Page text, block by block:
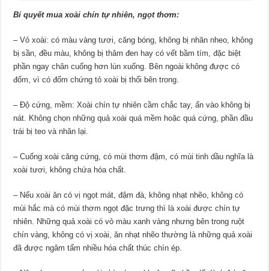
Bí quyết mua xoài chín tự nhiên, ngọt thơm:
– Vỏ xoài: có màu vàng tươi, căng bóng, không bị nhăn nheo, không
bị sần, đều màu, không bị thâm đen hay có vết bầm tím, đặc biệt
phần ngay chân cuống hơn lún xuống. Bên ngoài không được có
đốm, vì có đốm chứng tỏ xoài bị thối bên trong.
– Độ cứng, mềm: Xoài chín tự nhiên cầm chắc tay, ấn vào không bị
nát. Không chọn những quả xoài quá mềm hoặc quá cứng, phần đầu
trái bị teo và nhăn lại.
– Cuống xoài căng cứng, có mùi thơm đậm, có mùi tinh dầu nghĩa là
xoài tươi, không chứa hóa chất.
– Nếu xoài ăn có vị ngọt mát, đậm đà, không nhạt nhẽo, không có
mùi hắc mà có mùi thơm ngọt đặc trưng thì là xoài được chín tự
nhiên. Những quả xoài có vỏ màu xanh vàng nhưng bên trong ruột
chín vàng, không có vị xoài, ăn nhạt nhẽo thường là những quả xoài
đã được ngâm tẩm nhiều hóa chất thúc chín ép.